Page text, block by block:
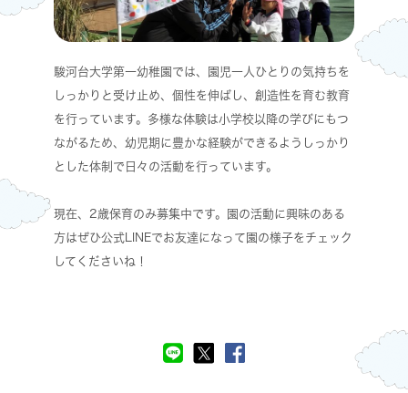
駿河台大学第一幼稚園では、園児一人ひとりの気持ちを
しっかりと受け止め、個性を伸ばし、創造性を育む教育
を行っています。多様な体験は小学校以降の学びにもつ
ながるため、幼児期に豊かな経験ができるようしっかり
とした体制で日々の活動を行っています。
現在、2歳保育のみ募集中です。園の活動に興味のある
方はぜひ公式LINEでお友達になって園の様子をチェック
してくださいね！